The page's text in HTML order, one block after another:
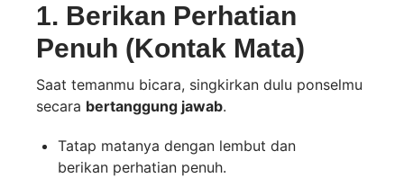
1. Berikan Perhatian
Penuh (Kontak Mata)
Saat temanmu bicara, singkirkan dulu ponselmu
secara bertanggung jawab.
Tatap matanya dengan lembut dan
berikan perhatian penuh.